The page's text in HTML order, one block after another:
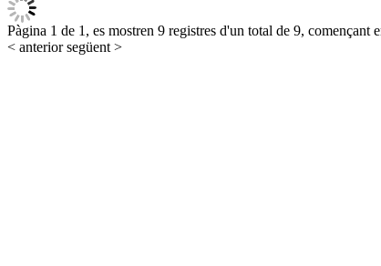
Pàgina 1 de 1, es mostren 9 registres d'un total de 9, començant
< anteriorsegüent >